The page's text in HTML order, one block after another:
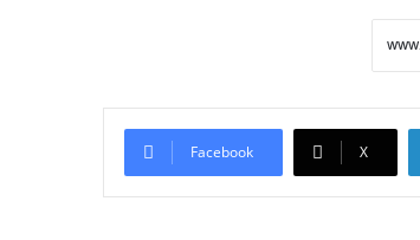
Facebook X